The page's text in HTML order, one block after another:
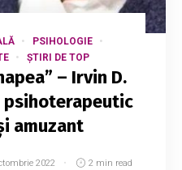
PSIHOLOGIE
ȘTIRI DE TOP
– Irvin D.
psihoterapeutic
amuzant
2022 2 min read